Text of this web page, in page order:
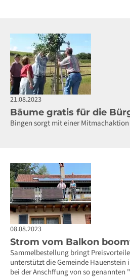
21.08.2023
Bäume gratis für die
Bingen sorgt mit einer
08.08.2023
Strom vom Balkon
Sammelbestellung bringt
unterstützt die Gemeinde
bei der Anschffung von so genannten